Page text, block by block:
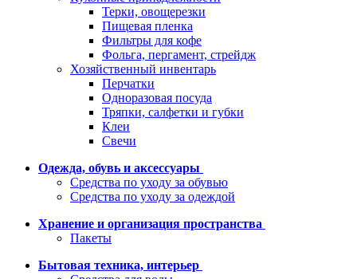
Терки, овощерезки
Пищевая пленка
Фильтры для кофе
Фольга, пергамент, стрейдж
Хозяйственный инвентарь
Перчатки
Одноразовая посуда
Тряпки, салфетки и губки
Клеи
Свечи
Одежда, обувь и аксессуары
Средства по уходу за обувью
Средства по уходу за одеждой
Хранение и организация пространства
Пакеты
Бытовая техника, интерьер